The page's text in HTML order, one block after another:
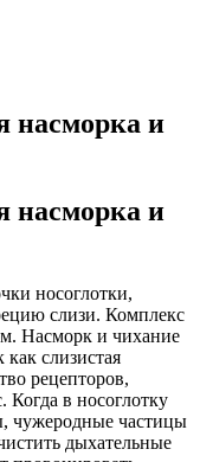
насморка и
насморка и
носоглотки,
слизи. Комплекс
Насморк и чихание
слизистая
рецепторов,
Когда в носоглотку
чужеродные частицы
дыхательные